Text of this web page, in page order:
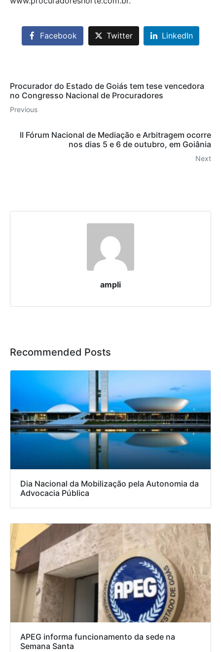
Facebook Twitter LinkedIn
Procurador do Estado de Goiás tem tese vencedora
no Congresso Nacional de Procuradores
Previous
II Fórum Nacional de Mediação e Arbitragem ocorre
nos dias 5 e 6 de outubro, em Goiânia
Next
ampli
Recommended Posts
Dia Nacional da Mobilização pela Autonomia da
Advocacia Pública
APEG informa funcionamento da sede na
Semana Santa